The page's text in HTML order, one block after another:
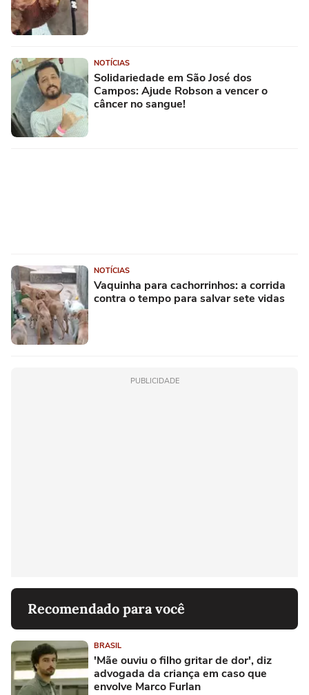
NOTÍCIAS
Solidariedade em São José dos
Campos: Ajude Robson a vencer o
câncer no sangue!
NOTÍCIAS
Vaquinha para cachorrinhos: a corrida
contra o tempo para salvar sete vidas
PUBLICIDADE
Recomendado para você
BRASIL
'Mãe ouviu o filho gritar de dor', diz
advogada da criança em caso que
envolve Marco Furlan